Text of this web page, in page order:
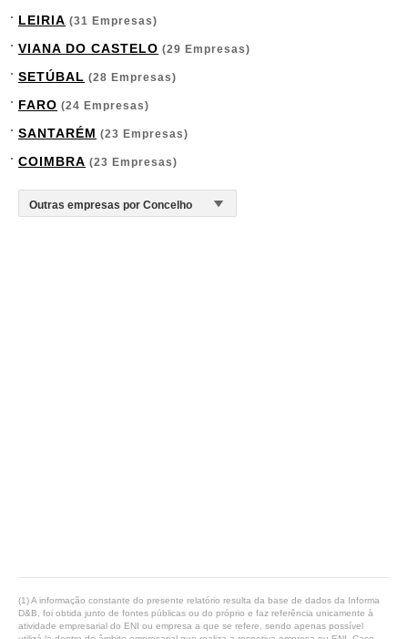
LEIRIA (31 Empresas)
VIANA DO CASTELO (29 Empresas)
SETÚBAL (28 Empresas)
FARO (24 Empresas)
SANTARÉM (23 Empresas)
COIMBRA (23 Empresas)
(1) A informação constante do presente relatório resulta da base de dados da Informa
D&B, foi obtida junto de fontes públicas ou do próprio e faz referência unicamente à
atividade empresarial do ENI ou empresa a que se refere, sendo apenas possível